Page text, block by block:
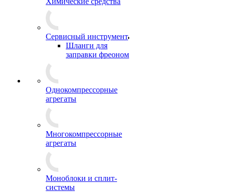
Сервисный инструмент
Шланги для
заправки фреоном
Однокомпрессорные
агрегаты
Многокомпрессорные
агрегаты
Моноблоки и сплит-
системы